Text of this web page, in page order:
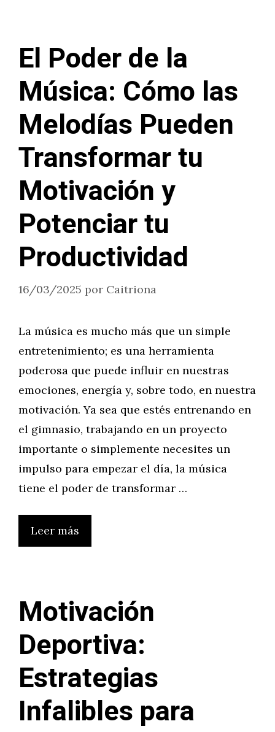
El Poder de la
Música: Cómo las
Melodías Pueden
Transformar tu
Motivación y
Potenciar tu
Productividad
16/03/2025 por Caitriona
La música es mucho más que un simple
entretenimiento; es una herramienta
poderosa que puede influir en nuestras
emociones, energía y, sobre todo, en nuestra
motivación. Ya sea que estés entrenando en
el gimnasio, trabajando en un proyecto
importante o simplemente necesites un
impulso para empezar el día, la música
tiene el poder de transformar …
Leer más
Motivación
Deportiva:
Estrategias
Infalibles para